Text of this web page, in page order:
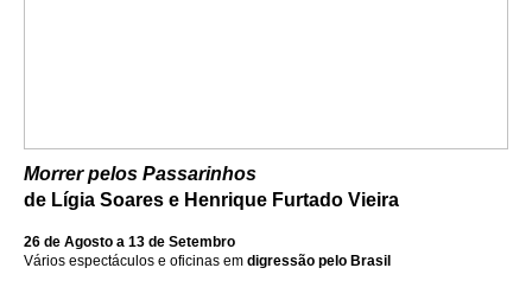
Morrer pelos Passarinhos
de Lígia Soares e Henrique Furtado Vieira
26 de Agosto a 13 de Setembro
Vários espectáculos e oficinas em digressão pelo Brasil